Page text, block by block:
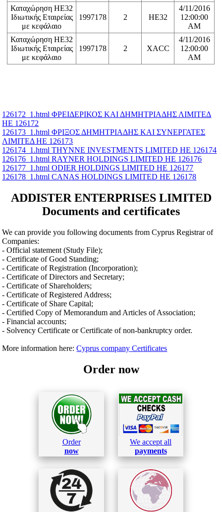
Καταχώρηση ΗΕ32
Ιδιωτικής Εταιρείας
με κεφάλαιο
1997178 2 HE32
4/11/2016
12:00:00
AM
Καταχώρηση ΗΕ32
Ιδιωτικής Εταιρείας
με κεφάλαιο
1997178 2 XACC
4/11/2016
12:00:00
AM
126172_1.html ΦΡΕΙΔΕΡΙΚΟΣ ΚΑΙ ΔΗΜΗΤΡΙΑΔΗΣ ΛΙΜΙΤΕΔ
ΗΕ 126172
126173_1.html ΦΡΙΞΟΣ ΔΗΜΗΤΡΙΑΔΗΣ ΚΑΙ ΣΥΝΕΡΓΑΤΕΣ
ΛΙΜΙΤΕΔ ΗΕ 126173
126174_1.html THYNNE INVESTMENTS LIMITED ΗΕ 126174
126176_1.html RAYNER HOLDINGS LIMITED ΗΕ 126176
126177_1.html ODIER HOLDINGS LIMITED ΗΕ 126177
126178_1.html CANAS HOLDINGS LIMITED ΗΕ 126178
ADDISTER ENTERPRISES LIMITED
Documents and certificates
We can provide you following documents from Cyprus Registrar of
Companies:
- Official statement (Study File);
- Certificate of Good Standing;
- Certificate of Registration (Incorporation);
- Certificate of Directors and Secretary;
- Certificate of Shareholders;
- Certificate of Registered Address;
- Certificate of Share Capital;
- Certified Copy of Memorandum and Articles of Association;
- Financial accounts;
- Solvency Certificate or Certificate of non-bankruptcy order.
More information here:Cyprus company Certificates
Order now
Order
now
We accept all
payments